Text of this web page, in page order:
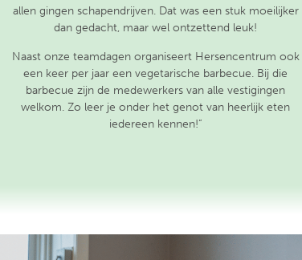
allen gingen schapendrijven. Dat was een stuk moeilijker
dan gedacht, maar wel ontzettend leuk!
Naast onze teamdagen organiseert Hersencentrum ook
een keer per jaar een vegetarische barbecue. Bij die
barbecue zijn de medewerkers van alle vestigingen
welkom. Zo leer je onder het genot van heerlijk eten
iedereen kennen!”